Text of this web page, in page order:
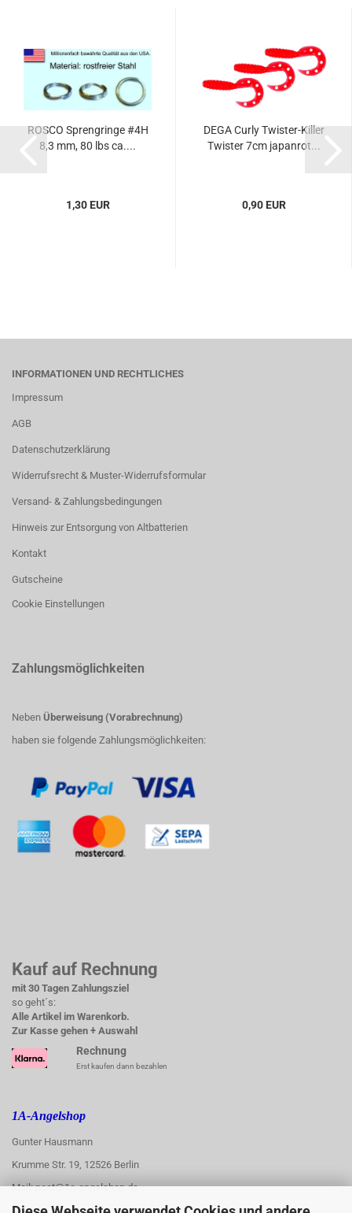
ROSCO Sprengringe #4H
8,3 mm, 80 lbs ca....
1,30 EUR
DEGA Curly Twister-Killer
Twister 7cm japanrot...
0,90 EUR
INFORMATIONEN UND RECHTLICHES
Impressum
AGB
Datenschutzerklärung
Widerrufsrecht & Muster-Widerrufsformular
Versand- & Zahlungsbedingungen
Hinweis zur Entsorgung von Altbatterien
Kontakt
Gutscheine
Cookie Einstellungen
Zahlungsmöglichkeiten
Neben Überweisung (Vorabrechnung)
haben sie folgende Zahlungsmöglichkeiten:
Kauf auf Rechnung
mit 30 Tagen Zahlungsziel
so geht´s:
Alle Artikel im Warenkorb.
Zur Kasse gehen + Auswahl
Rechnung
Erst kaufen dann bezahlen
1A-Angelshop
Gunter Hausmann
Krumme Str. 19, 12526 Berlin
Mail: post@1a-angelshop.de